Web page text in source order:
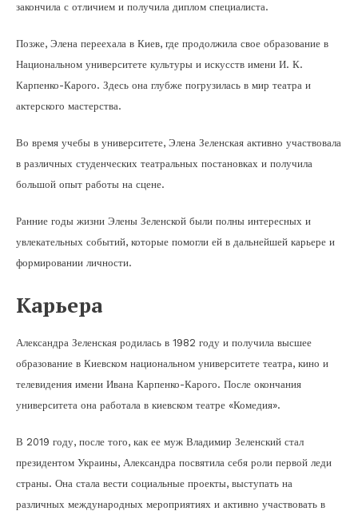
закончила с отличием и получила диплом специалиста.
Позже, Элена переехала в Киев, где продолжила свое образование в
Национальном университете культуры и искусств имени И. К.
Карпенко-Карого. Здесь она глубже погрузилась в мир театра и
актерского мастерства.
Во время учебы в университете, Элена Зеленская активно участвовала
в различных студенческих театральных постановках и получила
большой опыт работы на сцене.
Ранние годы жизни Элены Зеленской были полны интересных и
увлекательных событий, которые помогли ей в дальнейшей карьере и
формировании личности.
Карьера
Александра Зеленская родилась в 1982 году и получила высшее
образование в Киевском национальном университете театра, кино и
телевидения имени Ивана Карпенко-Карого. После окончания
университета она работала в киевском театре «Комедия».
В 2019 году, после того, как ее муж Владимир Зеленский стал
президентом Украины, Александра посвятила себя роли первой леди
страны. Она стала вести социальные проекты, выступать на
различных международных мероприятиях и активно участвовать в